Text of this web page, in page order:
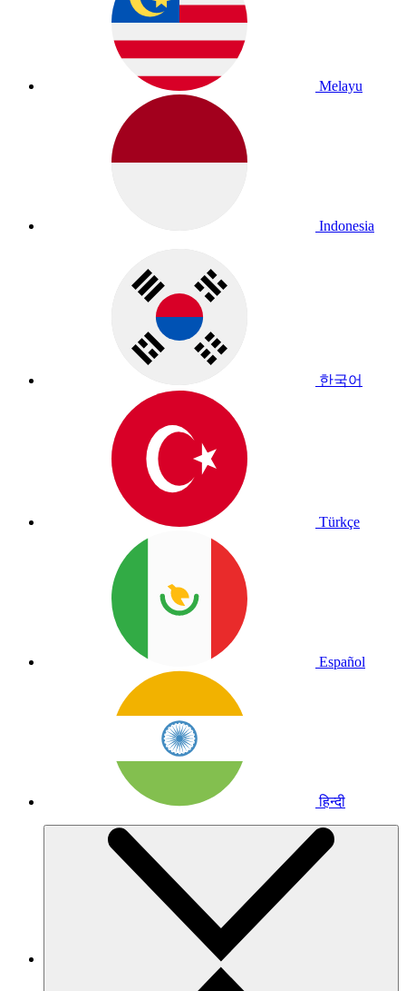
Melayu
Indonesia
한국어
Türkçe
Español
हिन्दी